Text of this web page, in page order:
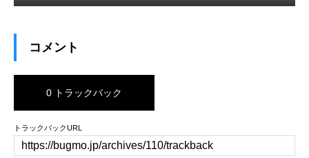
コメント
0 トラックバック
トラックバックURL